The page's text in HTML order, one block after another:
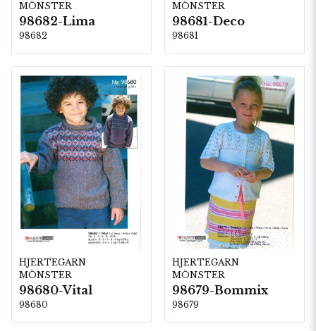
MÖNSTER
98682-Lima
98682
MÖNSTER
98681-Deco
98681
HJERTEGARN
MÖNSTER
98680-Vital
98680
HJERTEGARN
MÖNSTER
98679-Bommix
98679